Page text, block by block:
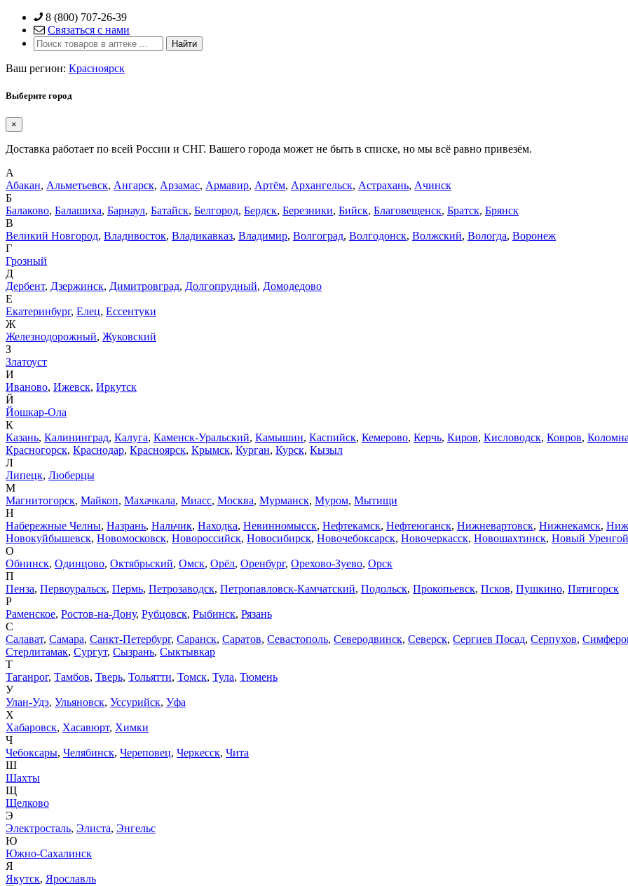
Skip
content
8 (800) 707-26-39
Связаться с нами
Ваш регион: Красноярск
Выберите город
×
Доставка работает по всей России и СНГ. Вашего города может не быть в списке, но мы всё равно привезём.
А
Абакан, Альметьевск, Ангарск, Арзамас, Армавир, Артём, Архангельск, Астрахань, Ачинск
Б
Балаково, Балашиха, Барнаул, Батайск, Белгород, Бердск, Березники, Бийск, Благовещенск, Братск, Брянск
В
Великий Новгород, Владивосток, Владикавказ, Владимир, Волгоград, Волгодонск, Волжский, Вологда, Воронеж
Г
Грозный
Д
Дербент, Дзержинск, Димитровград, Долгопрудный, Домодедово
Е
Екатеринбург, Елец, Ессентуки
Ж
Железнодорожный, Жуковский
З
Златоуст
И
Иваново, Ижевск, Иркутск
Й
Йошкар-Ола
К
Казань, Калининград, Калуга, Каменск-Уральский, Камышин, Каспийск, Кемерово, Керчь, Киров, Кисловодск, Ковров, Коломна
Красногорск, Краснодар, Красноярск, Крымск, Курган, Курск, Кызыл
Л
Липецк, Люберцы
М
Магнитогорск, Майкоп, Махачкала, Миасс, Москва, Мурманск, Муром, Мытищи
Н
Набережные Челны, Назрань, Нальчик, Находка, Невинномысск, Нефтекамск, Нефтеюганск, Нижневартовск, Нижнекамск,
Новокуйбышевск, Новомосковск, Новороссийск, Новосибирск, Новочебоксарск, Новочеркасск, Новошахтинск, Новый Уренгой
О
Обнинск, Одинцово, Октябрьский, Омск, Орёл, Оренбург, Орехово-Зуево, Орск
П
Пенза, Первоуральск, Пермь, Петрозаводск, Петропавловск-Камчатский, Подольск, Прокопьевск, Псков, Пушкино, Пятигорск
Р
Раменское, Ростов-на-Дону, Рубцовск, Рыбинск, Рязань
С
Салават, Самара, Санкт-Петербург, Саранск, Саратов, Севастополь, Северодвинск, Северск, Сергиев Посад, Серпухов,
Стерлитамак, Сургут, Сызрань, Сыктывкар
Т
Таганрог, Тамбов, Тверь, Тольятти, Томск, Тула, Тюмень
У
Улан-Удэ, Ульяновск, Уссурийск, Уфа
Х
Хабаровск, Хасавюрт, Химки
Ч
Чебоксары, Челябинск, Череповец, Черкесск, Чита
Ш
Шахты
Щ
Щелково
Э
Электросталь, Элиста, Энгельс
Ю
Южно-Сахалинск
Я
Якутск, Ярославль